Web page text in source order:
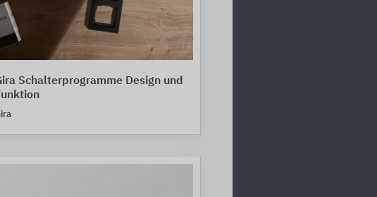
Schalterprogramme Design und